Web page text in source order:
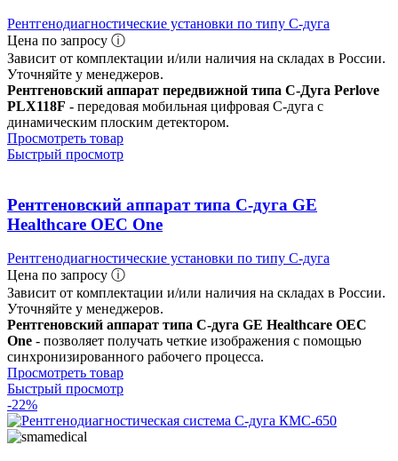
Рентгенодиагностические установки по типу С-дуга
Цена по запросу ⓘ
Зависит от комплектации и/или наличия на складах в России.
Уточняйте у менеджеров.
Рентгеновский аппарат передвижной типа C-Дуга Perlove
PLX118F - передовая мобильная цифровая С-дуга с
динамическим плоским детектором.
Просмотреть товар
Быстрый просмотр
Рентгеновский аппарат типа С-дуга GE
Healthcare OEC One
Рентгенодиагностические установки по типу С-дуга
Цена по запросу ⓘ
Зависит от комплектации и/или наличия на складах в России.
Уточняйте у менеджеров.
Рентгеновский аппарат типа С-дуга GE Healthcare OEC
One - позволяет получать четкие изображения с помощью
синхронизированного рабочего процесса.
Просмотреть товар
Быстрый просмотр
-22%